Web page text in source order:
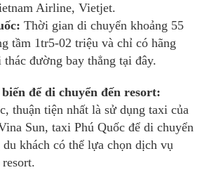
Airline, Vietjet.
Thời gian di chuyển khoảng 55
tầm 1tr5-02 triệu và chỉ có hãng
đường bay thẳng tại đây.
để di chuyển đến resort:
thuận tiện nhất là sử dụng taxi của
Sun, taxi Phú Quốc để di chuyển
khách có thể lựa chọn dịch vụ